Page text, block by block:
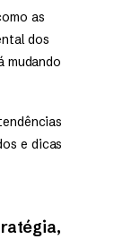
as
dos
mudando
e dicas